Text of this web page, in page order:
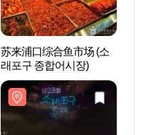
苏来浦口综合鱼市场 (소
래포구 종합어시장)